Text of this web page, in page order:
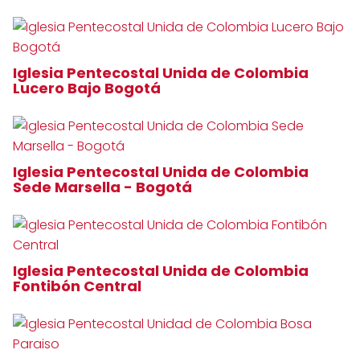
Iglesia Pentecostal Unida de Colombia
Lucero Bajo Bogotá
Iglesia Pentecostal Unida de Colombia
Sede Marsella - Bogotá
Iglesia Pentecostal Unida de Colombia
Fontibón Central